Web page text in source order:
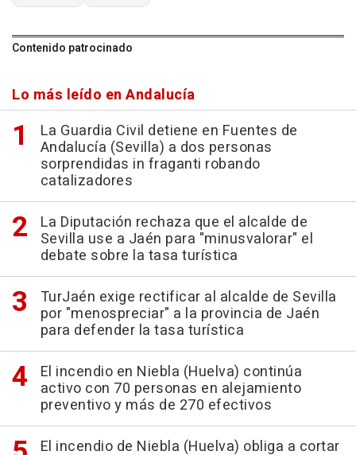
Contenido patrocinado
Lo más leído en Andalucía
La Guardia Civil detiene en Fuentes de
Andalucía (Sevilla) a dos personas
sorprendidas in fraganti robando
catalizadores
La Diputación rechaza que el alcalde de
Sevilla use a Jaén para "minusvalorar" el
debate sobre la tasa turística
TurJaén exige rectificar al alcalde de Sevilla
por "menospreciar" a la provincia de Jaén
para defender la tasa turística
El incendio en Niebla (Huelva) continúa
activo con 70 personas en alejamiento
preventivo y más de 270 efectivos
El incendio de Niebla (Huelva) obliga a cortar